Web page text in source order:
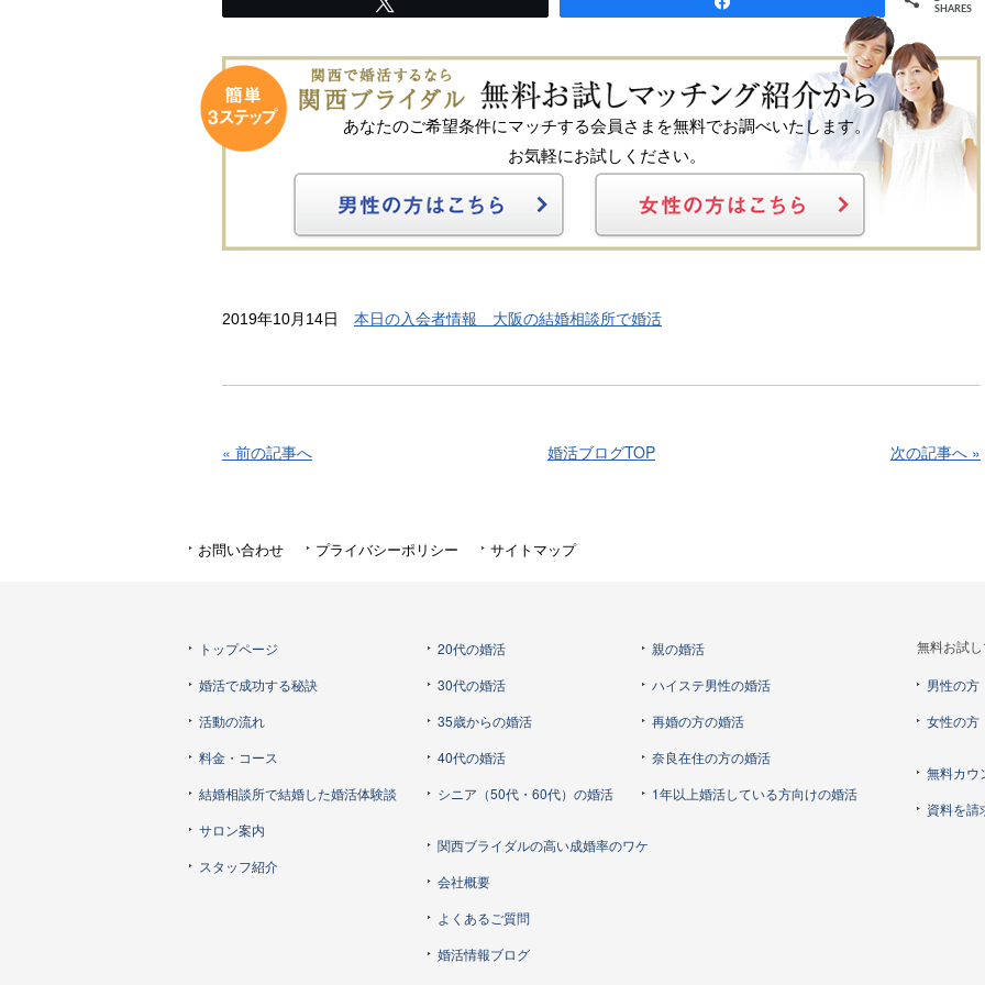
SHARES
あなたのご希望条件にマッチする会員さまを無料でお調べいたします。
お気軽にお試しください。
2019年10月14日 本日の入会者情報 大阪の結婚相談所で婚活
« 前の記事へ 婚活ブログTOP 次の記事へ »
お問い合わせ プライバシーポリシー サイトマップ
トップページ
婚活で成功する秘訣
活動の流れ
料金・コース
結婚相談所で結婚した婚活体験談
サロン案内
スタッフ紹介
20代の婚活
30代の婚活
35歳からの婚活
40代の婚活
シニア（50代・60代）の婚活
親の婚活
ハイステ男性の婚活
再婚の方の婚活
奈良在住の方の婚活
1年以上婚活している方向けの婚活
無料お試
男性の方
女性の方
無料カウ
資料を請
関西ブライダルの高い成婚率のワケ
会社概要
よくあるご質問
婚活情報ブログ